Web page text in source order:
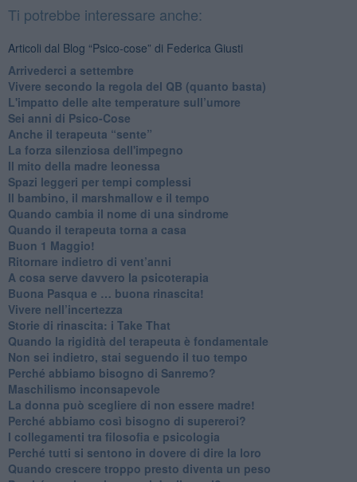
Ti potrebbe interessare anche:
Articoli dal Blog “Psico-cose” di Federica Giusti
​Arrivederci a settembre
​Vivere secondo la regola del QB (quanto basta)
​L'impatto delle alte temperature sull’umore
Sei anni di Psico-Cose
​Anche il terapeuta “sente”
​La forza silenziosa dell'impegno
​Il mito della madre leonessa
Spazi leggeri per tempi complessi
Il bambino, il marshmallow e il tempo
​Quando cambia il nome di una sindrome
​Quando il terapeuta torna a casa
​Buon 1 Maggio!
Ritornare indietro di vent’anni
​A cosa serve davvero la psicoterapia
​Buona Pasqua e … buona rinascita!
​Vivere nell’incertezza
​Storie di rinascita: i Take That
​Quando la rigidità del terapeuta è fondamentale
​Non sei indietro, stai seguendo il tuo tempo
​Perché abbiamo bisogno di Sanremo?
​Maschilismo inconsapevole
​La donna può scegliere di non essere madre!
​Perché abbiamo così bisogno di supereroi?
​I collegamenti tra filosofia e psicologia
​Perché tutti si sentono in dovere di dire la loro
​Quando crescere troppo presto diventa un peso